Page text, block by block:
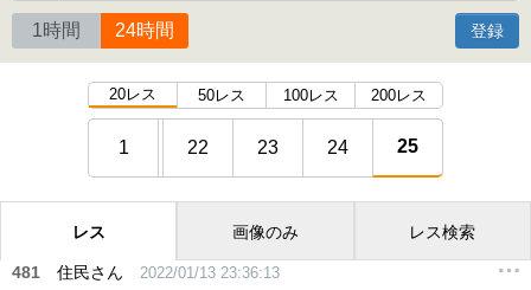
1時間 24時間 登録
20レス 50レス 100レス 200レス
1 22 23 24 25
レス 画像のみ レス検索
481 住民さん 2022/01/13 23:36:13